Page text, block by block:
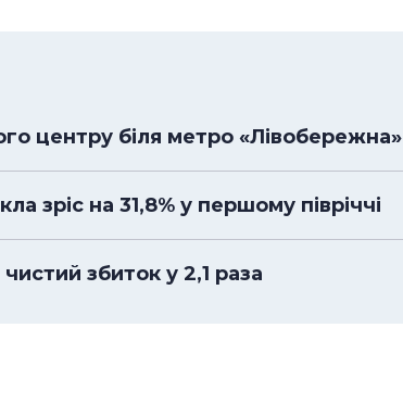
центру біля метро «Лівобережна»
зріс на 31,8% у першому півріччі
збиток у 2,1 раза